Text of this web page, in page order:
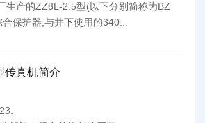
生产的ZZ8L-2.5型(以下分别简称为BZ
保护器,与井下使用的340...
传真机简介